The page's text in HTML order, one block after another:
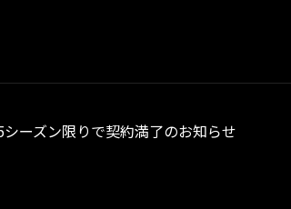
ーズン限りで契約満了のお知らせ